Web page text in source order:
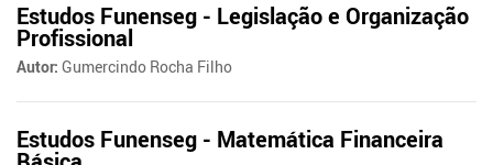
Estudos Funenseg - Legislação e Organização
Profissional
Autor: Gumercindo Rocha Filho
Estudos Funenseg - Matemática Financeira